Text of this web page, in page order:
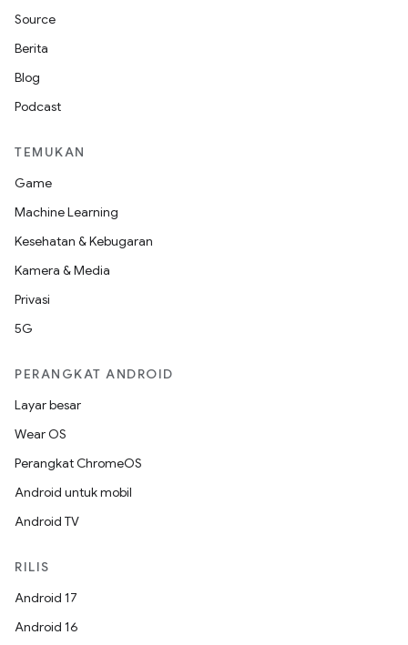
Source
Berita
Blog
Podcast
TEMUKAN
Game
Machine Learning
Kesehatan & Kebugaran
Kamera & Media
Privasi
5G
PERANGKAT ANDROID
Layar besar
Wear OS
Perangkat ChromeOS
Android untuk mobil
Android TV
RILIS
Android 17
Android 16